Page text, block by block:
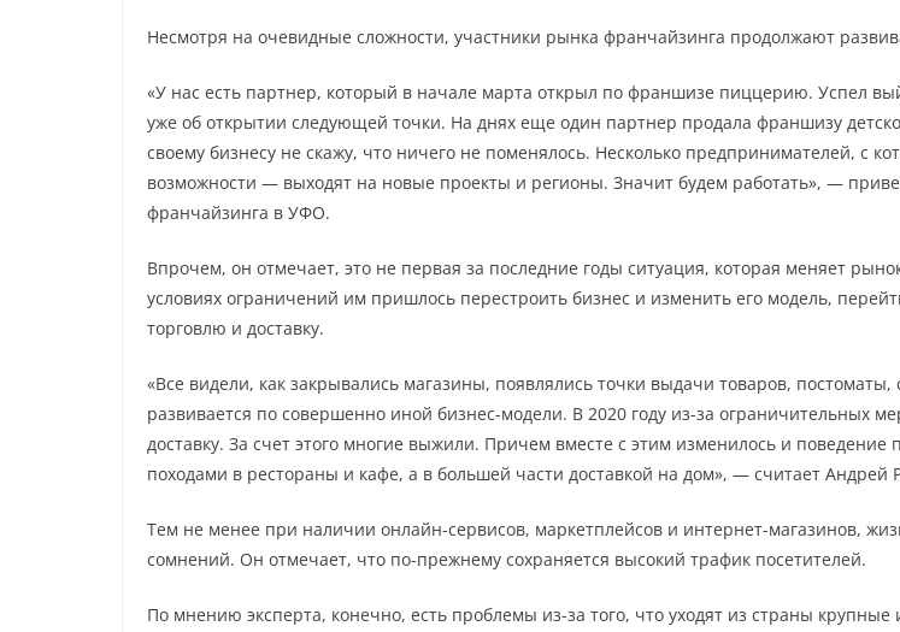
Несмотря на очевидные сложности, участники рынка франчайзинга продолжают
«У нас есть партнер, который в начале марта открыл по франшизе пиццерию. Успел
уже об открытии следующей точки. На днях еще один партнер продала франшизу
своему бизнесу не скажу, что ничего не поменялось. Несколько предпринимателей, с
возможности — выходят на новые проекты и регионы. Значит будем работать», —
франчайзинга в УФО.
Впрочем, он отмечает, это не первая за последние годы ситуация, которая меняет
условиях ограничений им пришлось перестроить бизнес и изменить его модель,
торговлю и доставку.
«Все видели, как закрывались магазины, появлялись точки выдачи товаров,
развивается по совершенно иной бизнес-модели. В 2020 году из-за ограничительных
доставку. За счет этого многие выжили. Причем вместе с этим изменилось и
походами в рестораны и кафе, а в большей части доставкой на дом», — считает Андрей
Тем не менее при наличии онлайн-сервисов, маркетплейсов и интернет-магазинов,
сомнений. Он отмечает, что по-прежнему сохраняется высокий трафик посетителей.
По мнению эксперта, конечно, есть проблемы из-за того, что уходят из страны